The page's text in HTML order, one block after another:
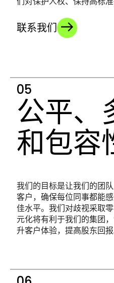
联系我们
公平、
和包容
我们的目标是让我们的团
客户，确保每位同事都能
佳水平。我们对歧视采取
元化将有利于我们的集团
升客户体验，提高股东回报